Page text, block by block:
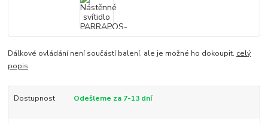
Dálkové ovládání není součástí balení, ale je možné ho dokoupit. celý
popis
Dostupnost Odešleme za 7-13 dní